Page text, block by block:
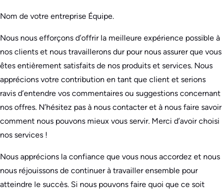
Nom de votre entreprise Équipe.
Nous nous efforçons d’offrir la meilleure expérience possible à
nos clients et nous travaillerons dur pour nous assurer que vous
êtes entièrement satisfaits de nos produits et services. Nous
apprécions votre contribution en tant que client et serions
ravis d’entendre vos commentaires ou suggestions concernant
nos offres. N’hésitez pas à nous contacter et à nous faire savoir
comment nous pouvons mieux vous servir. Merci d’avoir choisi
nos services !
Nous apprécions la confiance que vous nous accordez et nous
nous réjouissons de continuer à travailler ensemble pour
atteindre le succès. Si nous pouvons faire quoi que ce soit